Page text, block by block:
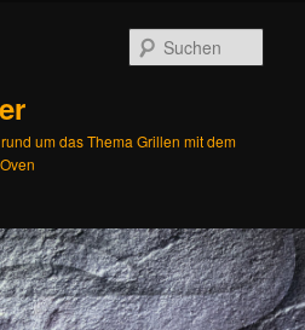
um das Thema Grillen mit dem